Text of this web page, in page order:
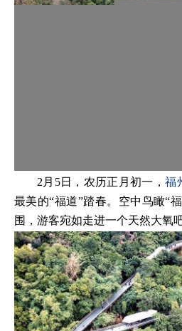
2月5日，农历正月初一，福
最美的“福道”踏春。空中鸟瞰“
围，游客宛如走进一个天然大氧